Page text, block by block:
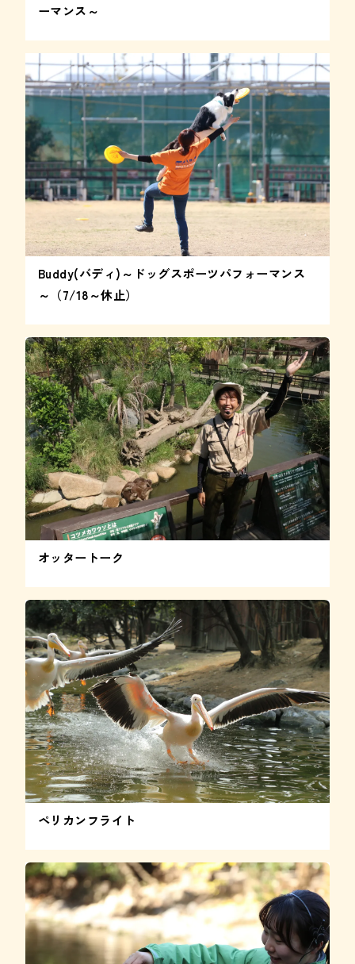
ーマンス～
Buddy(バディ)～ドッグスポーツパフォーマンス
～（7/18～休止）
オッタートーク
ペリカンフライト